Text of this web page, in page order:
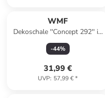
WMF
Dekoschale ''Concept 292'' in
Silber - Ø 26 cm
-44%
31,99 €
UVP: 57,99 €*